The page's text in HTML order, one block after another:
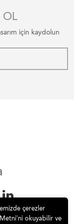
OL
için kaydolun
çerezler
okuyabilir ve